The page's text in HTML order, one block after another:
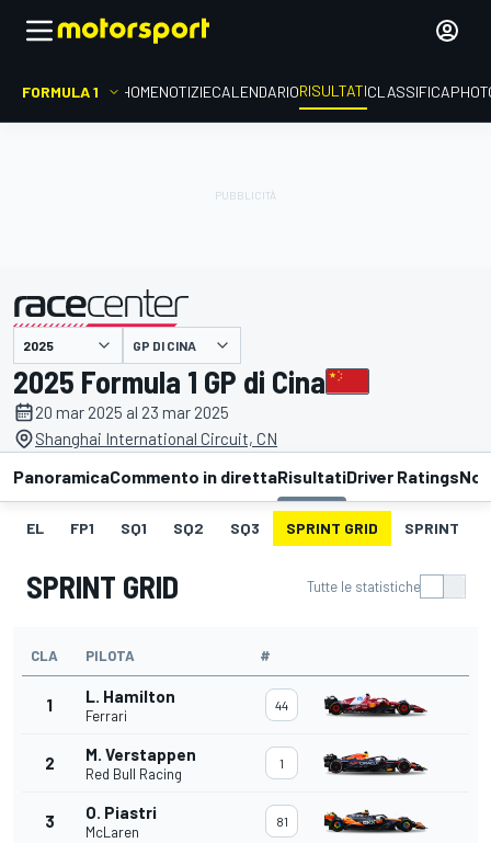
FORMULA 1 HOMENOTIZIECALENDARIORISULTATICLASSIFICA
presentato da GP DI CINA
2025 Formula 1 GP di Cina
20 mar 2025 al 23 mar 2025
Shanghai International Circuit, CN
PanoramicaCommento in direttaRisultatiDriver Ratings
EL FP1 SQ1 SQ2 SQ3 SPRINT GRID SPRINT
SPRINT GRID Tutte le statistiche
CLA PILOTA #
1 L. Hamilton
Ferrari
44
2 M. Verstappen
Red Bull Racing
1
3 O. Piastri
McLaren
81